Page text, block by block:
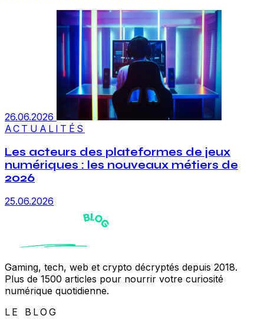
26.06.2026
ACTUALITÉS
Les acteurs des plateformes de jeux
numériques : les nouveaux métiers de
2026
25.06.2026
Gaming, tech, web et crypto décryptés depuis 2018.
Plus de 1500 articles pour nourrir votre curiosité
numérique quotidienne.
LE BLOG